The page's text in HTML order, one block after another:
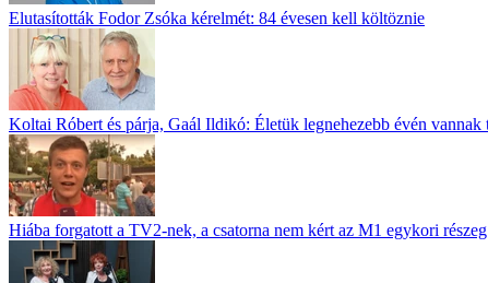
Elutasították Fodor Zsóka kérelmét: 84 évesen kell költöznie
Koltai Róbert és párja, Gaál Ildikó: Életük legnehezebb évén vannak
Hiába forgatott a TV2-nek, a csatorna nem kért az M1 egykori